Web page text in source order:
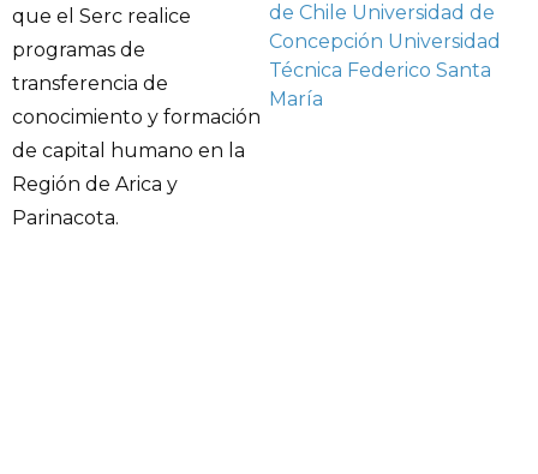
que el Serc realice
programas de
transferencia de
conocimiento y formación
de capital humano en la
Región de Arica y
Parinacota.
de Chile Universidad de
Concepción Universidad
Técnica Federico Santa
María